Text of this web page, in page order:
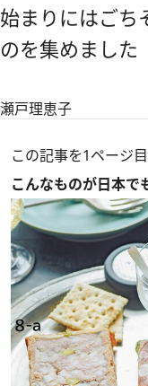
始まりにはごち
のを集めました
瀬戸理恵子
この記事を1ページ
こんなものが日本で